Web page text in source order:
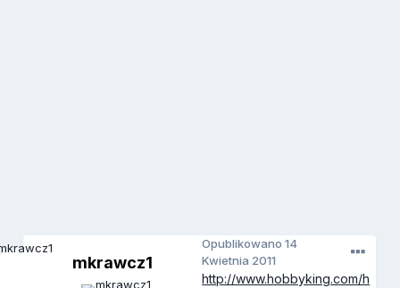
mkrawcz1
Opublikowano14
Kwietnia 2011
http://www.hobbyking.com/h